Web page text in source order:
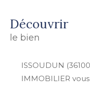
découvrir
le bien
ISSOUDUN
IMMOBILIER